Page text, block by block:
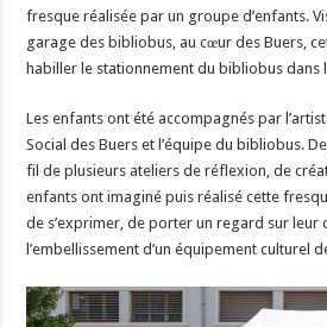
fresque réalisée par un groupe d’enfants.
garage des bibliobus, au cœur des Buers,
habiller le stationnement du bibliobus dans
Les enfants ont été accompagnés par
Social des Buers et l’équipe du bibliobus.
fil de plusieurs ateliers de réflexion, de
enfants ont imaginé puis réalisé cette
de s’exprimer, de porter un regard sur leur
l’embellissement d’un équipement culturel